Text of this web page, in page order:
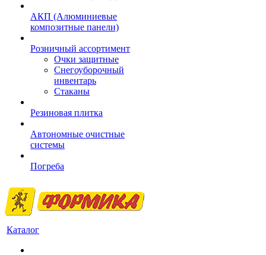
АКП (Алюминиевые
композитные панели)
Розничный ассортимент
Очки защитные
Снегоуборочный
инвентарь
Стаканы
Резиновая плитка
Автономные очистные
системы
Погреба
Каталог